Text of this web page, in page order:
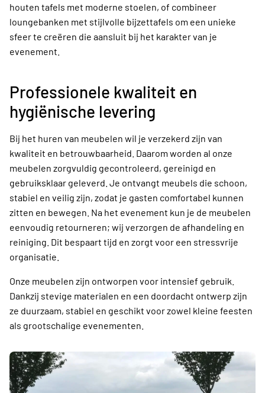
houten tafels met moderne stoelen, of combineer
loungebanken met stijlvolle bijzettafels om een unieke
sfeer te creëren die aansluit bij het karakter van je
evenement.
Professionele kwaliteit en
hygiënische levering
Bij het huren van meubelen wil je verzekerd zijn van
kwaliteit en betrouwbaarheid. Daarom worden al onze
meubelen zorgvuldig gecontroleerd, gereinigd en
gebruiksklaar geleverd. Je ontvangt meubels die schoon,
stabiel en veilig zijn, zodat je gasten comfortabel kunnen
zitten en bewegen. Na het evenement kun je de meubelen
eenvoudig retourneren; wij verzorgen de afhandeling en
reiniging. Dit bespaart tijd en zorgt voor een stressvrije
organisatie.
Onze meubelen zijn ontworpen voor intensief gebruik.
Dankzij stevige materialen en een doordacht ontwerp zijn
ze duurzaam, stabiel en geschikt voor zowel kleine feesten
als grootschalige evenementen.